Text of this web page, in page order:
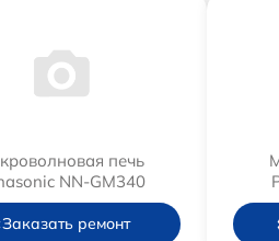
печь
NN-GM340
Заказать ремонт